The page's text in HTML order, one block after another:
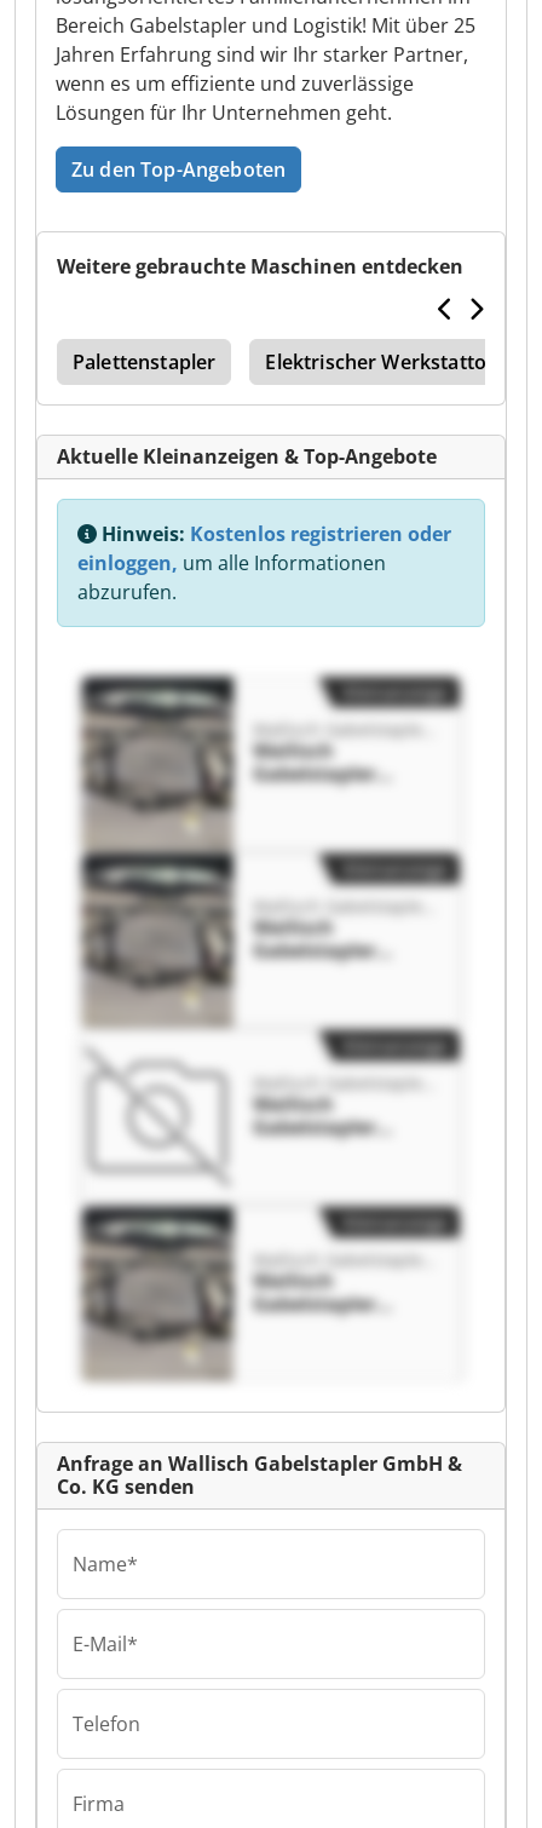
Bereich Gabelstapler und Logistik! Mit über 25
Jahren Erfahrung sind wir Ihr starker Partner,
wenn es um effiziente und zuverlässige
Lösungen für Ihr Unternehmen geht.
Zu den Top-Angeboten
Weitere gebrauchte Maschinen entdecken
Palettenstapler Elektrischer Werkstattofen
Aktuelle Kleinanzeigen & Top-Angebote
Hinweis: Kostenlos registrieren oder
einloggen, um alle Informationen
abzurufen.
Wallisch
Gabelstapler
GmbH & Co. KG
Gabelstapler
GmbH & Co. KG
Wallisch
Gabelstapler
GmbH & Co. KG
Gabelstapler
GmbH & Co. KG
Kleinanzeige
Wallisch
Gabelstapler
GmbH & Co. KG
Gabelstapler
GmbH & Co. KG
Kleinanzeige
Wallisch
Gabelstapler
GmbH & Co. KG
Kleinanzeige
Anfrage an Wallisch Gabelstapler GmbH &
Co. KG senden
Name*
E-Mail*
Telefon
Firma